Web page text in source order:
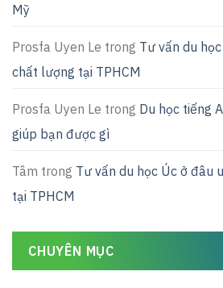
Mỹ
Prosfa Uyen Le trong Tư vấn du
chất lượng tại TPHCM
Prosfa Uyen Le trong Du học tiếng
giúp bạn được gì
Tâm trong Tư vấn du học Úc ở đâu
tại TPHCM
CHUYÊN MỤC